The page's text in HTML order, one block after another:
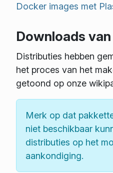
Docker images met
Downloads
Distributies hebben
het proces van het
getoond op onze
Merk op dat
niet beschikbaar
distributies op het
aankondiging.